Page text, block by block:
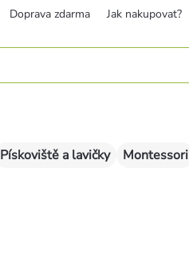
Doprava zdarma Jak nakupovat?
Pískoviště a lavičky Montessori